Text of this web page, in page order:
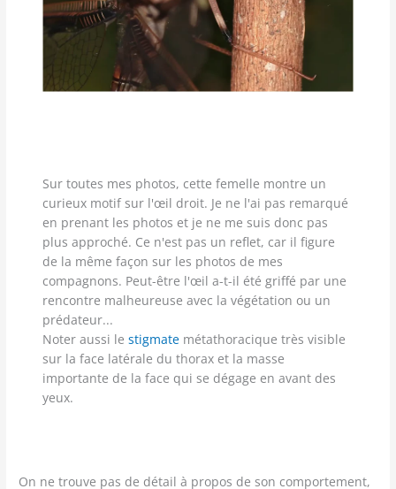
Sur toutes mes photos, cette femelle montre un
curieux motif sur l'œil droit. Je ne l'ai pas remarqué
en prenant les photos et je ne me suis donc pas
plus approché. Ce n'est pas un reflet, car il figure
de la même façon sur les photos de mes
compagnons. Peut-être l'œil a-t-il été griffé par une
rencontre malheureuse avec la végétation ou un
prédateur...
Noter aussi lestigmate métathoracique très visible
sur la face latérale du thorax et la masse
importante de la face qui se dégage en avant des
yeux.
On ne trouve pas de détail à propos de son comportement,